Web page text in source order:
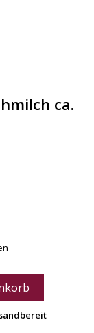
ca.